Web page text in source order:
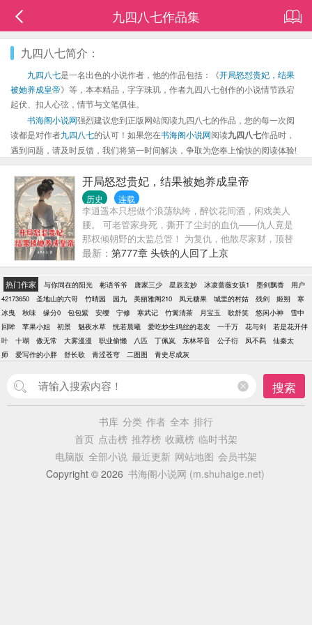
九四八七作品集
九四八七简介：
九四八七是一名出色的小说作者，他的作品包括：《开局怒怼贵妃，结果
被她养成皇帝》等，本本精品，字字珠玑，作者九四八七创作的小说情节跌宕
起伏、扣人心弦，情节与文笔俱佳。
书海阁小说网强烈建议您到正版网站阅读九四八七的作品，您的每一次阅
读都是对作者九四八七的认可！如果您在书海阁小说网阅读九四八七作品时，
遇到问题，请及时反馈，我们将第一时间解决，争取为您奉上愉快的阅读体验!
开局怒怼贵妃，结果被她养成皇帝
历史 连载
李逍遥本只想做个浪荡纨绔，醉饮花间酒，闲戏美人
腰。 可老管家身死，撕开了尘封的血仇——仇人竟是
那权倾朝野的太监总管！ 为复仇，他散尽家财，顶替
军户，戍卫冷宫； 为权势，他献身投靠，攀附萧美
人...... 他戏公主于花苑，抚贵妃于内室，甚至偷香皇
后凤颜…… 一时之间，他成了这深宫禁苑里，最放肆
的宠儿。 然而—— 边关荒野上，万民哀嚎震碎他逍遥
的迷梦。 从冷宫到金銮，从纨绔到皇帝。 最终，站在
最高点，俯瞰众生时，低笑轻叹： “这江山...如此多
娇！”
最新： 第777章 头铁的人回了上京
热门作家 与你同在的阳光 彬语爷爷 唐家三少 星辰玄妙 冰凌蔷薇女孩1 墨剑飘香
用户
42173650
圣地山的六哥 竹晴园 园九 美丽雅阁210 凤元糖果 城里的村姑 残剑 姬朔
寒
冰曳
秋味 缘分0 包包紫 安缨 宁修 寒武记 竹篱清茶 月宝玉 歌舒笑 悠闲小神
雪中
回眸
苹果小姐 初景 魅夜水草 恍若晨曦 爱吃炒生鸡丝的老友 一千万 花与剑
若是花开伴
叶
十瑚 傲无常 大雾漫漫 职业偷懒 八匹 丁佩岚 东林琴音 公子衍 凤不羁
仙秦太
师
爱写作的小胖 舒长歌 青涩苍穹 二图图 青史尽成灰
搜索
书库 分类 作者 全本 排行
首页 点击榜 推荐榜 收藏榜 临时书架
电脑版 全部小说 最近更新 网站地图 会员书架
Copyright © 2026 书海阁小说网 (m.shuhaige.net)